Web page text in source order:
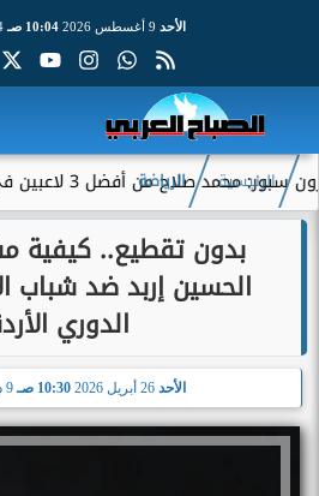
الأحد 10:04 صـ
أفضل 3 لاعبين في العالم
الرئيسية الرياضة
بدون تقطيع.. كيفية
الحسين إربد ضد شباب
الدوري
الأحد 26 أبريل 2026 10:30 صـ 9 ذو القعدة 1447